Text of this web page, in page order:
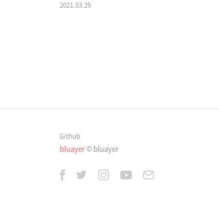
2021.03.29
Github
bluayer© bluayer